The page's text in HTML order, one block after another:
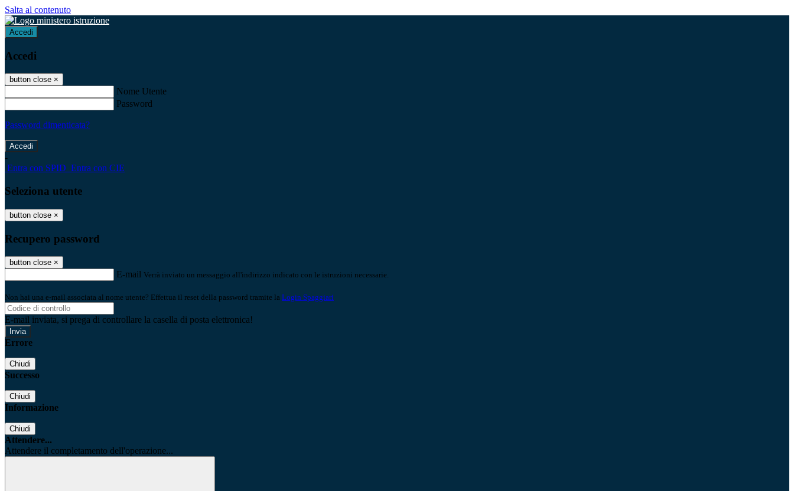
Salta al contenuto
Accedi
Accedi
button close ×
Nome Utente
Password
Password dimenticata?
-
Entra con SPID Entra con CIE
Seleziona utente
button close ×
Recupero password
button close ×
E-mail Verrà inviato un messaggio all'indirizzo indicato con le istruzioni necessarie.
Non hai una e-mail associata al nome utente? Effettua il reset della password tramite la Login Spaggiari
E-mail inviata, si prega di controllare la casella di posta elettronica!
Errore
Chiudi
Successo
Chiudi
Informazione
Chiudi
Attendere...
Attendere il completamento dell'operazione...